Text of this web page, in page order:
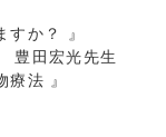
すか？ 』
豊田宏光先生
療法 』